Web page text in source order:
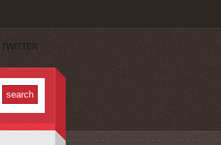
TWITTER